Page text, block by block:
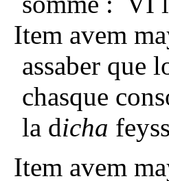
Item avem
assaber que
chasque
la dicha
Item avem